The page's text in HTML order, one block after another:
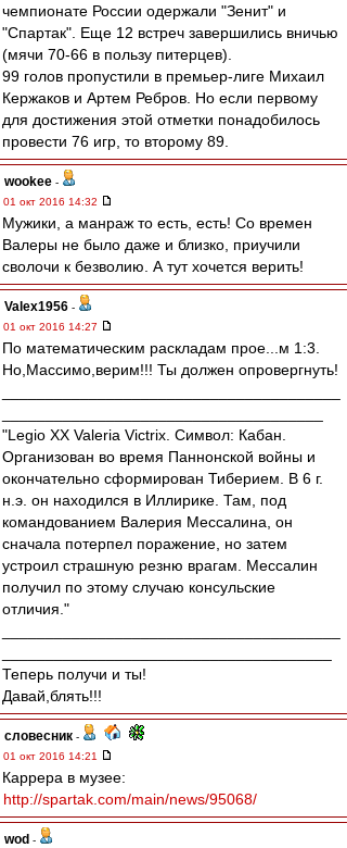
чемпионате России одержали "Зенит" и
"Спартак". Еще 12 встреч завершились вничью
(мячи 70-66 в пользу питерцев).
99 голов пропустили в премьер-лиге Михаил
Кержаков и Артем Ребров. Но если первому
для достижения этой отметки понадобилось
провести 76 игр, то второму 89.
wookee -
01 окт 2016 14:32
Мужики, а манраж то есть, есть! Со времен
Валеры не было даже и близко, приучили
сволочи к безволию. А тут хочется верить!
Valex1956 -
01 окт 2016 14:27
По математическим раскладам прое...м 1:3.
Но,Массимо,верим!!! Ты должен опровергнуть!
"Legio XX Valeria Victrix. Символ: Кабан.
Организован во время Паннонской войны и
окончательно сформирован Тиберием. В 6 г.
н.э. он находился в Иллирике. Там, под
командованием Валерия Мессалина, он
сначала потерпел поражение, но затем
устроил страшную резню врагам. Мессалин
получил по этому случаю консульские
отличия."
Теперь получи и ты!
Давай,блять!!!
словесник -
01 окт 2016 14:21
Каррера в музее:
http://spartak.com/main/news/95068/
wod -